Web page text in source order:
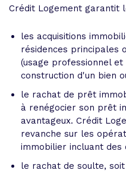
Crédit Logement garantit
les acquisitions
résidences principales
(usage professionnel
construction d'un bien
le rachat de prêt
à renégocier son prêt
avantageux. Crédit
revanche sur les
immobilier incluant des
le rachat de soulte,